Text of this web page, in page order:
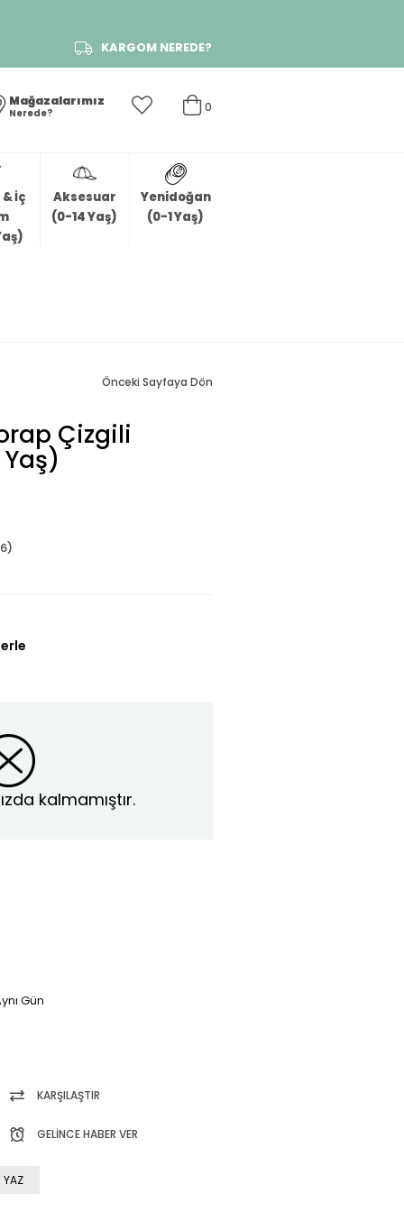
KARGOM NEREDE?
0
Mağazalarımız
Nerede?
İç
Aksesuar
(0-14 Yaş)
Yenidoğan
(0-1 Yaş)
Önceki Sayfaya Dön
Çizgili
Yaş)
kalmamıştır.
Gün
KARŞILAŞTIR
GELINCE HABER VER
YAZ